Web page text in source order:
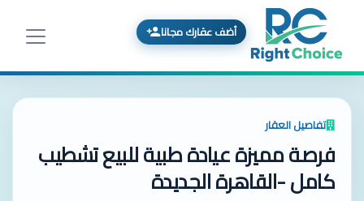
أضف عقارك مجانا
تفاصيل العقار
فرصة مميزة عيادة طبية للبيع تشطيب
كامل -القاهرة الجديدة